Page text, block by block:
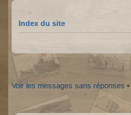
Index du site
Voir les messages sans réponses •